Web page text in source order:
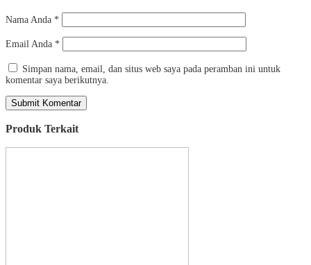
Nama Anda *
Email Anda *
Simpan nama, email, dan situs web saya pada peramban ini untuk
komentar saya berikutnya.
Produk Terkait